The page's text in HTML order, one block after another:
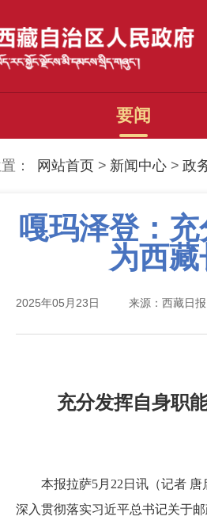
要闻
： 网站首页 > 新闻中心 > 政
嘎玛泽登：
为西
2025年05月23日 来源：西藏日报
充分发挥自身职
本报拉萨5月22日讯（记者
深入贯彻落实习近平总书记关于